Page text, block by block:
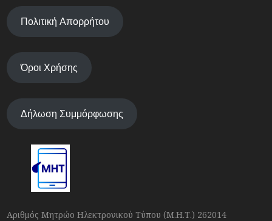
Πολιτική Απορρήτου
Όροι Χρήσης
Δήλωση Συμμόρφωσης
Αριθμός Μητρώο Ηλεκτρονικού Τύπου (Μ.Η.Τ.) 262014